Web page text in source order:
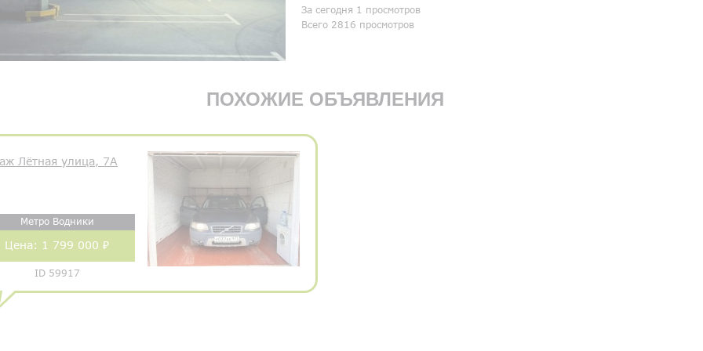
За сегодня 1 просмотров
Всего 2816 просмотров
ПОХОЖИЕ ОБЪЯВЛЕНИЯ
Лётная улица, 7А
Метро Водники
Цена: 1 799 000 ₽
ID 59917